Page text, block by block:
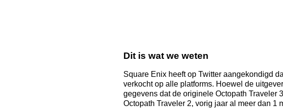
Dit is wat we weten
Square Enix heeft op Twitter aangekondigd
verkocht op alle platforms. Hoewel de
gegevens dat de originele Octopath Traveler
Octopath Traveler 2, vorig jaar al meer dan 1